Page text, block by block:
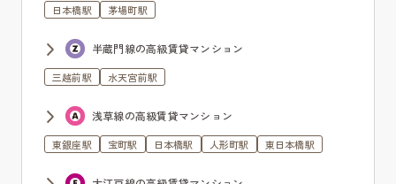
日本橋駅 茅場町駅
半蔵門線の高級賃貸マンション
三越前駅 水天宮前駅
浅草線の高級賃貸マンション
東銀座駅 宝町駅 日本橋駅 人形町駅 東日本橋駅